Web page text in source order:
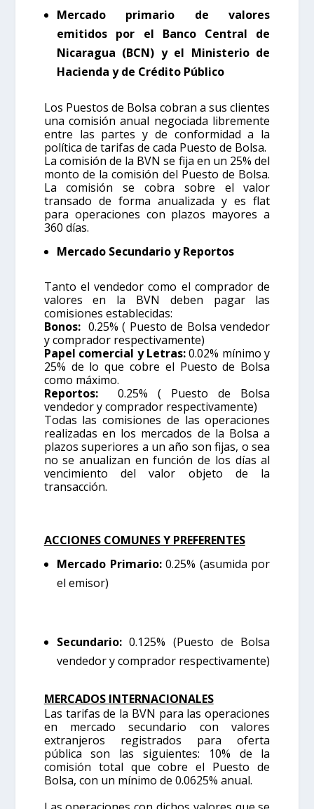
Mercado primario de valores
emitidos por el Banco Central de
Nicaragua (BCN) y el Ministerio de
Hacienda y de Crédito Público
Los Puestos de Bolsa cobran a sus clientes
una comisión anual negociada libremente
entre las partes y de conformidad a la
política de tarifas de cada Puesto de Bolsa.
La comisión de la BVN se fija en un 25% del
monto de la comisión del Puesto de Bolsa.
La comisión se cobra sobre el valor
transado de forma anualizada y es flat
para operaciones con plazos mayores a
360 días.
Mercado Secundario y Reportos
Tanto el vendedor como el comprador de
valores en la BVN deben pagar las
comisiones establecidas:
Bonos:0.25% ( Puesto de Bolsa vendedor
y comprador respectivamente)
Papel comercial y Letras:0.02% mínimo y
25% de lo que cobre el Puesto de Bolsa
como máximo.
Reportos:0.25% ( Puesto de Bolsa
vendedor y comprador respectivamente)
Todas las comisiones de las operaciones
realizadas en los mercados de la Bolsa a
plazos superiores a un año son fijas, o sea
no se anualizan en función de los días al
vencimiento del valor objeto de la
transacción.
ACCIONES COMUNES Y PREFERENTES
Mercado Primario:0.25% (asumida por
el emisor)
Secundario: 0.125% (Puesto de Bolsa
vendedor y comprador respectivamente)
MERCADOS INTERNACIONALES
Las tarifas de la BVN para las operaciones
en mercado secundario con valores
extranjeros registrados para oferta
pública son las siguientes: 10% de la
comisión total que cobre el Puesto de
Bolsa, con un mínimo de 0.0625% anual.